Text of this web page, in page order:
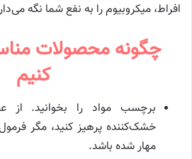
افراط، میکروبیوم را به نفع شما نگه
چگونه محصولات
کنیم
برچسب مواد را بخوانید. از
خشک‌کننده پرهیز کنید، مگر
مهار شده باشد.